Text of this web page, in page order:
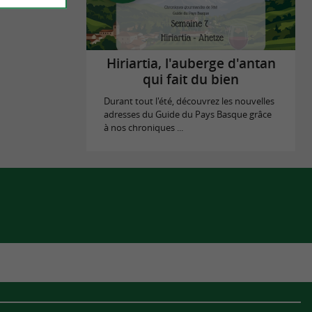
Hiriartia, l'auberge d'antan
qui fait du bien
Durant tout l'été, découvrez les nouvelles
adresses du Guide du Pays Basque grâce
à nos chroniques ...